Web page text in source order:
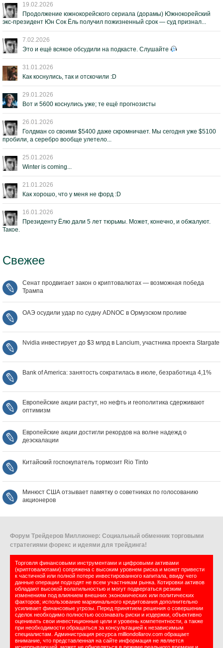
19.02.2026
Продолжение южнокорейского сериала (дорамы) Южнокорейский
экс-президент Юн Сок Ёль получил пожизненный срок — суд признал...
7.02.2026
Это и ещё всякое обсудили на подкасте. Слушайте
31.01.2026
Как коснулись, так и отскочили :D
29.01.2026
Вот и 5600 коснулись уже; те ещё прогнозисты
26.01.2026
Голдман со своими $5400 даже скромничает. Мы сегодня уже $5100
пробили, а серебро вообще улетело...
25.01.2026
Winter is coming...
21.01.2026
Как хорошо, что у меня не форд :D
16.01.2026
Президенту Ёлю дали 5 лет тюрьмы. Может, конечно, и обжалуют.
Такое.
Свежее
Сенат продвигает закон о криптовалютах — возможная победа
Трампа
ОАЭ осудили удар по судну ADNOC в Ормузском проливе
Nvidia инвестирует до $3 млрд в Lancium, участника проекта Stargate
Bank of America: занятость сократилась в июле, безработица 4,1%
Европейские акции растут, но нефть и геополитика сдерживают
оптимизм
Европейские акции достигли рекордов на волне надежд о
деэскалации
Китайский госпокупатель тормозит Rio Tinto
Минюст США отзывает памятку о советниках по голосованию
акционеров
Форум Трейдеров Миллионер: Социальный обменник торговыми
стратегиями форекс и идеями для трейдинга!
Торговля финансовыми инструментами и цифровыми активами
(криптовалютами) сопряжена с высоким уровнем риска и может привести
к частичной или полной потере инвестированного капитала, ввиду чего
данные операции подходят не всем участникам рынка. Котировки активов
обладают высокой волатильностью и могут подвергаться резким
изменениям под влиянием внешних экономических или политических
факторов; использование маржинального кредитования дополнительно
усиливает финансовые угрозы. Перед принятием решения о совершении
сделок необходимо полностью осознавать риски и издержки, объективно
оценивать свои инвестиционные цели и уровень компетентности, а также
при необходимости обращаться за консультацией к независимым
специалистам. Администрация ресурса milliondollarov.com обращает
внимание, что представленная на сайте информация не является